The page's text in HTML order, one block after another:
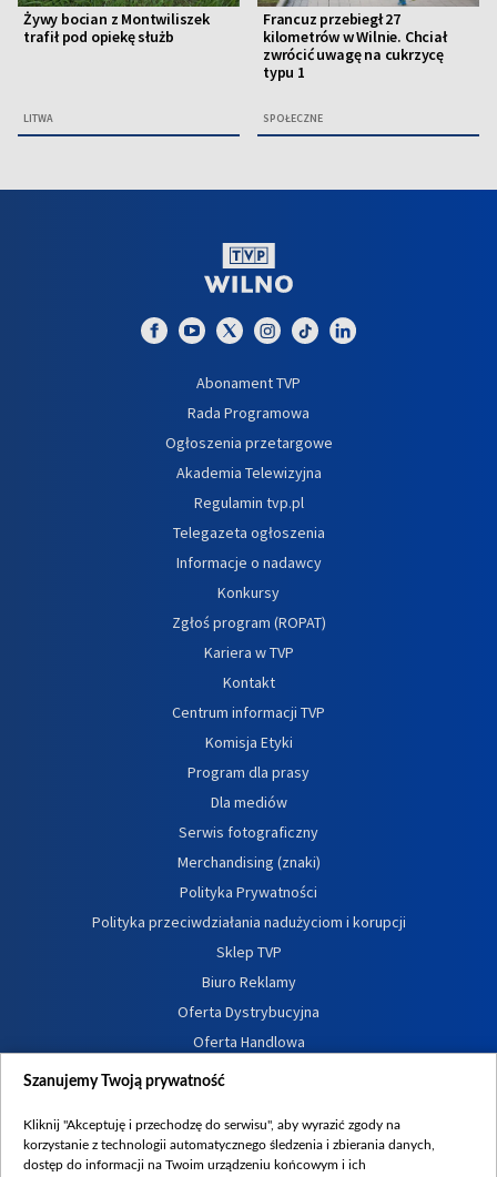
Żywy bocian z Montwiliszek
trafił pod opiekę służb
LITWA
Francuz przebiegł 27
kilometrów w Wilnie. Chciał
zwrócić uwagę na cukrzycę
typu 1
SPOŁECZNE
Abonament TVP
Rada Programowa
Ogłoszenia przetargowe
Akademia Telewizyjna
Regulamin tvp.pl
Telegazeta ogłoszenia
Informacje o nadawcy
Konkursy
Zgłoś program (ROPAT)
Kariera w TVP
Kontakt
Centrum informacji TVP
Komisja Etyki
Program dla prasy
Dla mediów
Serwis fotograficzny
Merchandising (znaki)
Polityka Prywatności
Polityka przeciwdziałania nadużyciom i korupcji
Sklep TVP
Biuro Reklamy
Oferta Dystrybucyjna
Oferta Handlowa
Dostępność
Procedura zgłoszeń wewnętrznych
Szanujemy Twoją prywatność
Kliknij "Akceptuję i przechodzę do serwisu", aby wyrazić zgody na
korzystanie z technologii automatycznego śledzenia i zbierania danych,
dostęp do informacji na Twoim urządzeniu końcowym i ich